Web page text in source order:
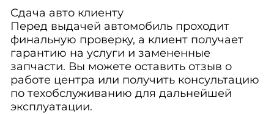
Сдача авто клиенту
Перед выдачей автомобиль проходит
финальную проверку, а клиент получает
гарантию на услуги и замененные
запчасти. Вы можете оставить отзыв о
работе центра или получить консультацию
по техобслуживанию для дальнейшей
эксплуатации.